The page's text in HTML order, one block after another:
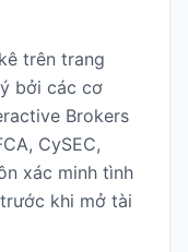
trên trang
bởi các cơ
Brokers
CySEC,
xác minh tình
khi mở tài